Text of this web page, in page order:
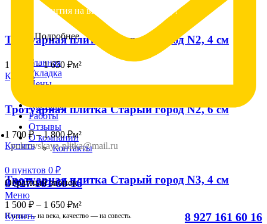
pokrovskaya-plitka@mail.ru
Обратный звонок
Плитка — на века, качество — на совесть.
Гарантия на выполненную работу!
Подробнее
Главная
Укладка
Цены
Доставка
Работы
Отзывы
О компании
Контакты
0 пунктов 0 ₽
8 927 161 60 16
Меню
8 927 161 60 16
Тротуарная плитка Старый город N2, 4 см
1 500 ₽–1 650 ₽м²
Купить
Тротуарная плитка Старый город N2, 6 см
1 700 ₽–1 800₽м²
Купить
Тротуарная плитка Старый город N3, 4 см
1 500 ₽ – 1 650 ₽м²
Купить